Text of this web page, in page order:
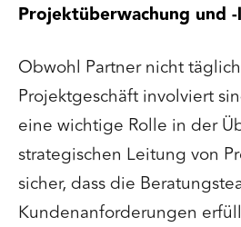
Projektüberwachung und
Obwohl Partner nicht
Projektgeschäft involviert
eine wichtige Rolle in der
strategischen Leitung von
sicher, dass die
Kundenanforderungen